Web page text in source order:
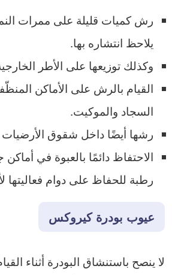
رش كميات قليلة على ممرات
يلاحظ انتشاره بها.
وكذلك توزيعها على الأطر
القيام بالرش على الأماكن
السجاد والموكيت.
رشها أيضًا داخل شقوق الأرضيات
الاحتفاظ دائمًا بالعبوة في أماكن
رطبة للحفاظ على دوام فعاليتها
عيوب بودرة كيروكس
لا ينصح باستنشاق البودرة أثناء